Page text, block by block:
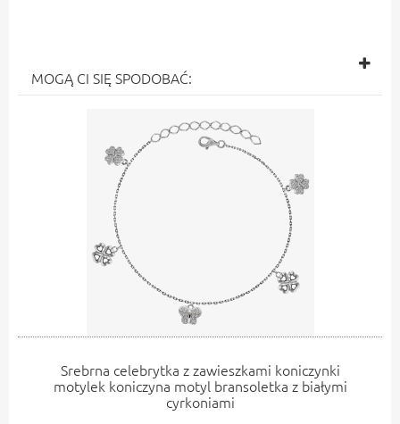
MOGĄ CI SIĘ SPODOBAĆ:
Srebrna celebrytka z zawieszkami koniczynki
motylek koniczyna motyl bransoletka z białymi
cyrkoniami